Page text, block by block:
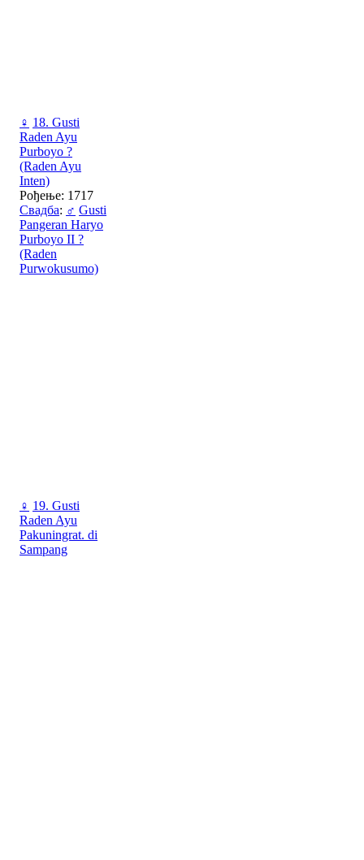
♀ 18. Gusti
Raden Ayu
Purboyo ?
(Raden Ayu
Inten)
Рођење: 1717
Свадба: ♂ Gusti
Pangeran Haryo
Purboyo II ?
(Raden
Purwokusumo)
♀ 19. Gusti
Raden Ayu
Pakuningrat. di
Sampang